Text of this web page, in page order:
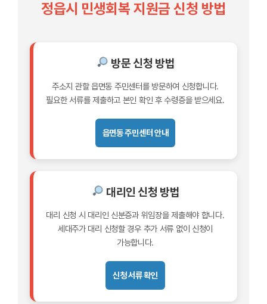
정읍시 민생회복 지원금 신청 방법
방문 신청 방법
주소지 관할 읍면동 주민센터를 방문하여 신청합니다.
필요한 서류를 제출하고 본인 확인 후 수령증을 받으세요.
읍면동 주민센터 안내
대리인 신청 방법
대리 신청 시 대리인 신분증과 위임장을 제출해야 합니다.
세대주가 대리 신청할 경우 추가 서류 없이 신청이
가능합니다.
신청 서류 확인